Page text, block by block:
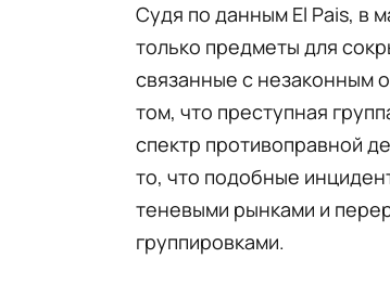
Судя по данным El Pais, в
только предметы для
связанные с незаконным
том, что преступная
спектр противоправной
то, что подобные
теневыми рынками и
группировками.